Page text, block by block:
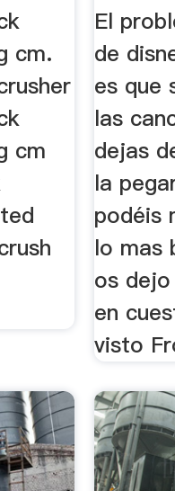
cm.
cm
El
de
es que
las
dejas
la
podéis
lo mas
os
en
visto